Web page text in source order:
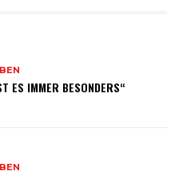
ES IMMER BESONDERS“